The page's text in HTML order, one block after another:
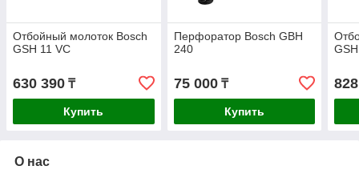
Отбойный молоток Bosch
GSH 11 VC
630 390 ₸
Купить
Перфоратор Bosch GBH
240
75 000₸
Купить
О нас